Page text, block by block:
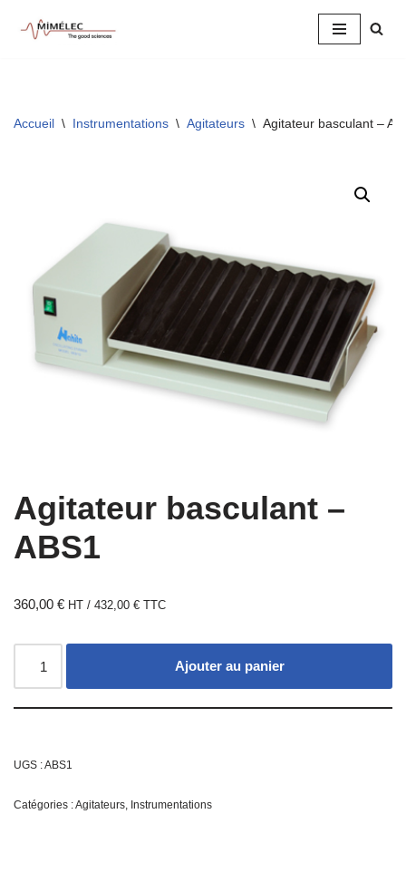
Accueil \ Instrumentations \ Agitateurs \ Agitateur basculant –
Agitateur basculant –
ABS1
360,00 € HT / 432,00 € TTC
Ajouter au panier
UGS :ABS1
Catégories :Agitateurs, Instrumentations